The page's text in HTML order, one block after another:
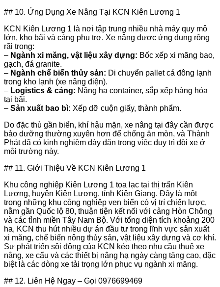
## 10. Ứng Dụng Xe Nâng Tại KCN Kiên Lương 1
KCN Kiên Lương 1 là nơi tập trung nhiều nhà máy quy mô
lớn, kho bãi và cảng phụ trợ. Xe nâng được ứng dụng rộng
rãi trong:
– Ngành xi măng, vật liệu xây dựng: Bốc xếp xi măng bao,
gạch, đá granite.
– Ngành chế biến thủy sản: Di chuyển pallet cá đông lạnh
trong kho lạnh (xe nâng điện).
– Logistics & cảng: Nâng hạ container, sắp xếp hàng hóa
tại bãi.
– Sản xuất bao bì: Xếp dỡ cuộn giấy, thành phẩm.
Do đặc thù gần biển, khí hậu mặn, xe nâng tại đây cần được
bảo dưỡng thường xuyên hơn để chống ăn mòn, và Thành
Phát đã có kinh nghiệm dày dặn trong việc duy trì đội xe ở
môi trường này.
## 11. Giới Thiệu Về KCN Kiên Lương 1
Khu công nghiệp Kiên Lương 1 tọa lạc tại thị trấn Kiên
Lương, huyện Kiên Lương, tỉnh Kiên Giang. Đây là một
trong những khu công nghiệp ven biển có vị trí chiến lược,
nằm gần Quốc lộ 80, thuận tiện kết nối với cảng Hòn Chông
và các tỉnh miền Tây Nam Bộ. Với tổng diện tích khoảng 200
ha, KCN thu hút nhiều dự án đầu tư trong lĩnh vực sản xuất
xi măng, chế biến nông thủy sản, vật liệu xây dựng và cơ khí.
Sự phát triển sôi động của KCN kéo theo nhu cầu thuê xe
nâng, xe cẩu và các thiết bị nâng hạ ngày càng tăng cao, đặc
biệt là các dòng xe tải trọng lớn phục vụ ngành xi măng.
## 12. Liên Hệ Ngay – Gọi 0976699469